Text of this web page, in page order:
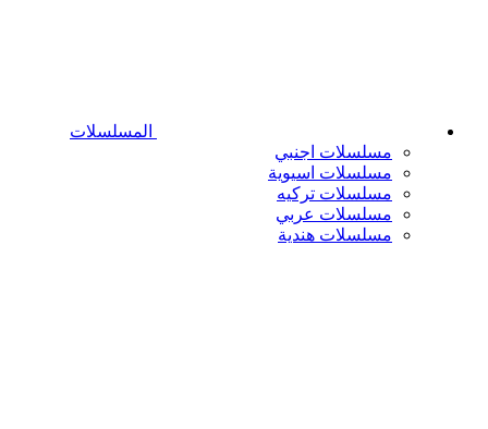
المسلسلات
مسلسلات اجنبي
مسلسلات اسيوية
مسلسلات تركيه
مسلسلات عربي
مسلسلات هندية